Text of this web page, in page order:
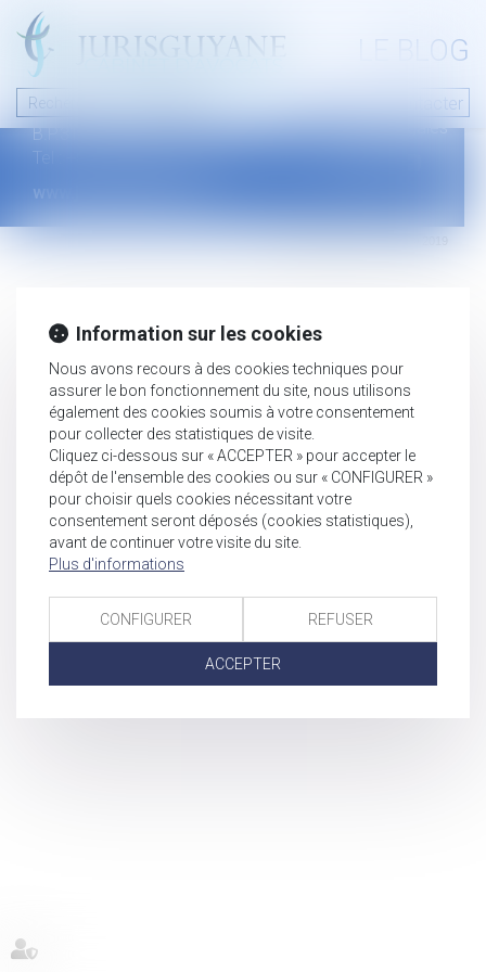
LE BLOG
Nous contacter
46 avenue de la liberté
B.P.315 - 97327 Cayenne Cedex
Tel : +594 594 29 45 35
www.jurisguyane.com
Mentions légales
Information sur les cookies
Nous avons recours à des cookies techniques pour
assurer le bon fonctionnement du site, nous utilisons
également des cookies soumis à votre consentement
pour collecter des statistiques de visite.
Cliquez ci-dessous sur « ACCEPTER » pour accepter le
dépôt de l'ensemble des cookies ou sur « CONFIGURER »
pour choisir quels cookies nécessitant votre
consentement seront déposés (cookies statistiques),
avant de continuer votre visite du site.
Plus d'informations
CONFIGURER REFUSER
ACCEPTER